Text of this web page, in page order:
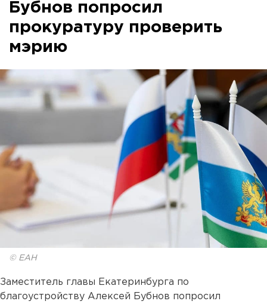
Бубнов попросил
прокуратуру проверить
мэрию
© ЕАН
Заместитель главы Екатеринбурга по
благоустройству Алексей Бубнов попросил